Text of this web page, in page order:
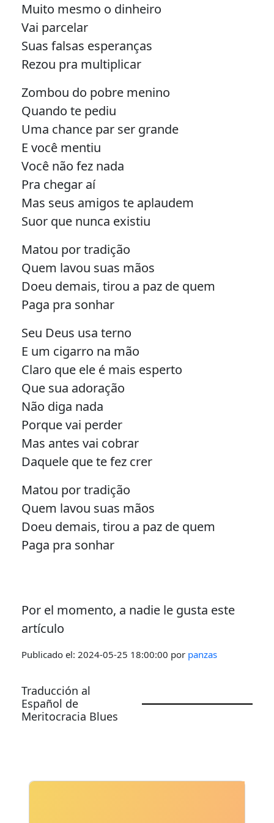
Muito mesmo o dinheiro
Vai parcelar
Suas falsas esperanças
Rezou pra multiplicar
Zombou do pobre menino
Quando te pediu
Uma chance par ser grande
E você mentiu
Você não fez nada
Pra chegar aí
Mas seus amigos te aplaudem
Suor que nunca existiu
Matou por tradição
Quem lavou suas mãos
Doeu demais, tirou a paz de quem
Paga pra sonhar
Seu Deus usa terno
E um cigarro na mão
Claro que ele é mais esperto
Que sua adoração
Não diga nada
Porque vai perder
Mas antes vai cobrar
Daquele que te fez crer
Matou por tradição
Quem lavou suas mãos
Doeu demais, tirou a paz de quem
Paga pra sonhar
Por el momento, a nadie le gusta este
artículo
Publicado el: 2024-05-25 18:00:00 por panzas
Traducción al
Español de
Meritocracia Blues